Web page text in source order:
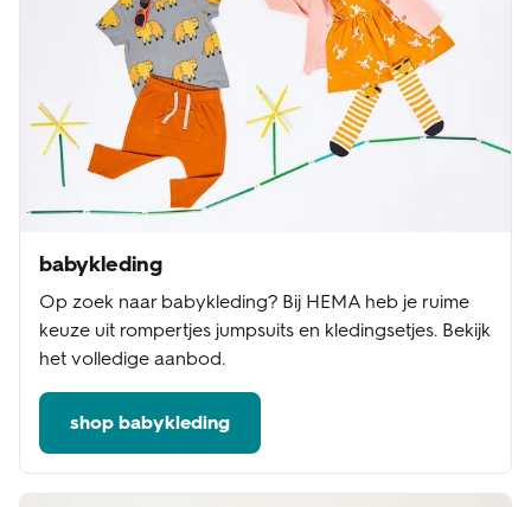
babykleding
Op zoek naar babykleding? Bij HEMA heb je ruime
keuze uit rompertjes jumpsuits en kledingsetjes. Bekijk
het volledige aanbod.
shop babykleding